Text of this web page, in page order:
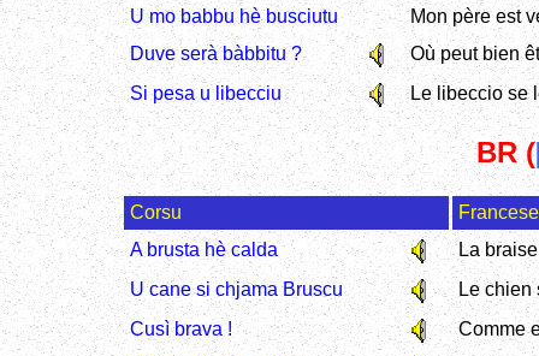
U mo babbu hè busciutu
Mon père est
Duve serà bàbbitu ?
Où peut bien
Si pesa u libecciu
Le libeccio se
BR (
Corsu
Francese
A brusta hè calda
La
U cane si chjama Bruscu
Le chien
Cusì brava !
Comme